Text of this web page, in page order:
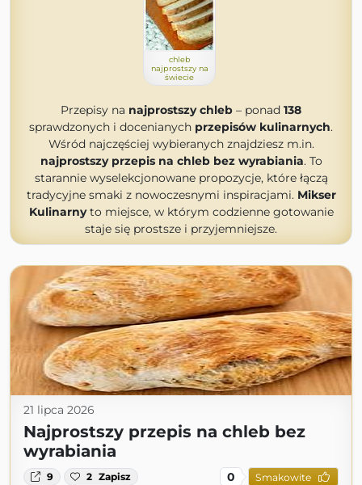
chleb
najprostszy na
świecie
Przepisy na najprostszy chleb – ponad 138
sprawdzonych i docenianych przepisów kulinarnych.
Wśród najczęściej wybieranych znajdziesz m.in.
najprostszy przepis na chleb bez wyrabiania. To
starannie wyselekcjonowane propozycje, które łączą
tradycyjne smaki z nowoczesnymi inspiracjami. Mikser
Kulinarnyto miejsce, w którym codzienne gotowanie
staje się prostsze i przyjemniejsze.
21 lipca 2026
Najprostszy przepis na chleb bez
wyrabiania
9 2 Zapisz 0 Smakowite